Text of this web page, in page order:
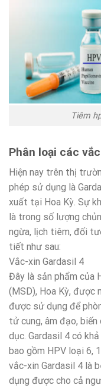
Tiêm
Phân loại các
Hiện nay trên thị
phép sử dụng là
xuất tại Hoa Kỳ. Sự
là trong số lượng
ngừa, lịch tiêm, đối
tiết như sau:
Vắc-xin Gardasil 4
Đây là sản phẩm của
(MSD), Hoa Kỳ, được
được sử dụng để
tử cung, âm đạo,
dục. Gardasil 4 có
bao gồm HPV loại 6,
vắc-xin Gardasil 4 là
dụng được cho cả